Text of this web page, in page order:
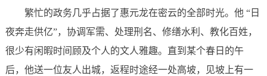
繁忙的政务几乎占据了惠元龙在密云的全部时光。他 “日
夜奔走供亿”，协调军需、处理刑名、修缮水利、教化百姓，
很少有闲暇时间顾及个人的文人雅趣。直到某个春日的午
后，他送一位友人出城，返程时途经一处高坡，见坡上有一